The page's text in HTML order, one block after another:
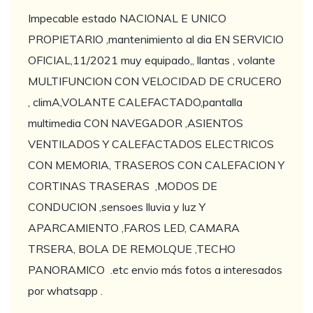
Impecable estado NACIONAL E UNICO
PROPIETARIO ,mantenimiento al dia EN SERVICIO
OFICIAL,11/2021 muy equipado,, llantas , volante
MULTIFUNCION CON VELOCIDAD DE CRUCERO
, climA,VOLANTE CALEFACTADO,pantalla
multimedia CON NAVEGADOR ,ASIENTOS
VENTILADOS Y CALEFACTADOS ELECTRICOS
CON MEMORIA, TRASEROS CON CALEFACION Y
CORTINAS TRASERAS ,MODOS DE
CONDUCION ,sensoes lluvia y luz Y
APARCAMIENTO ,FAROS LED, CAMARA
TRSERA, BOLA DE REMOLQUE ,TECHO
PANORAMICO .etc envio más fotos a interesados
por whatsapp .